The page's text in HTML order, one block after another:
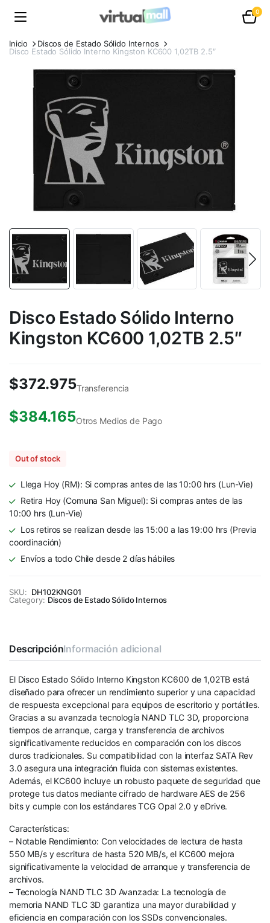
0
Inicio
Discos de Estado Sólido Internos
Disco Estado Sólido Interno Kingston KC600 1,02TB 2.5″
Disco Estado Sólido Interno
Kingston KC600 1,02TB 2.5″
$372.975Transferencia
$384.165Otros Medios de Pago
Out of stock
Llega Hoy (RM): Si compras antes de las 10:00 hrs (Lun-Vie)
Retira Hoy (Comuna San Miguel): Si compras antes de las
10:00 hrs (Lun-Vie)
Los retiros se realizan desde las 15:00 a las 19:00 hrs (Previa
coordinación)
Envíos a todo Chile desde 2 días hábiles
SKU: DH102KNG01
Category: Discos de Estado Sólido Internos
DescripciónInformación adicional
El Disco Estado Sólido Interno Kingston KC600 de 1,02TB está
diseñado para ofrecer un rendimiento superior y una capacidad
de respuesta excepcional para equipos de escritorio y portátiles.
Gracias a su avanzada tecnología NAND TLC 3D, proporciona
tiempos de arranque, carga y transferencia de archivos
significativamente reducidos en comparación con los discos
duros tradicionales. Su compatibilidad con la interfaz SATA Rev
3.0 asegura una integración fluida con sistemas existentes.
Además, el KC600 incluye un robusto paquete de seguridad que
protege tus datos mediante cifrado de hardware AES de 256
bits y cumple con los estándares TCG Opal 2.0 y eDrive.
Características:
– Notable Rendimiento: Con velocidades de lectura de hasta
550 MB/s y escritura de hasta 520 MB/s, el KC600 mejora
significativamente la velocidad de arranque y transferencia de
archivos.
– Tecnología NAND TLC 3D Avanzada: La tecnología de
memoria NAND TLC 3D garantiza una mayor durabilidad y
eficiencia en comparación con los SSDs convencionales.